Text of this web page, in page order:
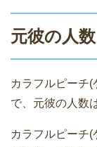
元彼の人数
カラフルピーチ(
で、元彼の人数
カラフルピーチ(